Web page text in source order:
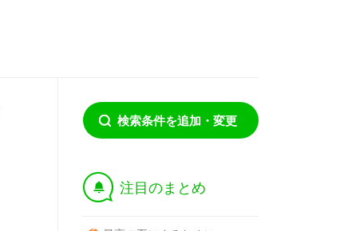
検索条件を追加・変更
† 注目のまとめ